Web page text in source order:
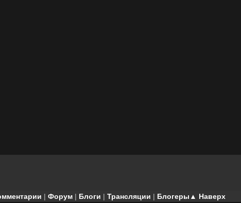
▲ Наверх
| Форум | Блоги | Трансляции | Блогеры